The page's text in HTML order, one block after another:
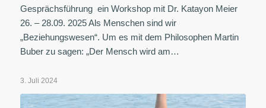
Gesprächsführung ein Workshop mit Dr. Katayon Meier
26. – 28.09. 2025 Als Menschen sind wir
„Beziehungswesen“. Um es mit dem Philosophen Martin
Buber zu sagen: „Der Mensch wird am…
3. Juli 2024